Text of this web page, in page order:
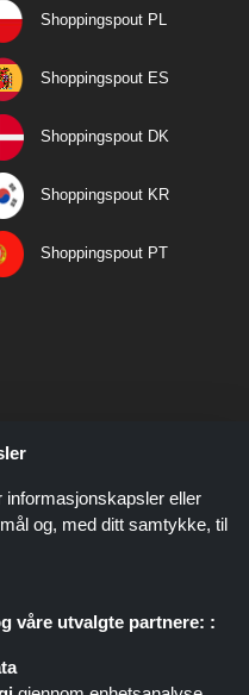
Shoppingspout PL
Shoppingspout ES
Shoppingspout DK
Shoppingspout KR
Shoppingspout PT
presenterer tilbud, rabatter og
tilgjengelige gjennom ulike
informasjonskapsler eller
og, med ditt samtykke, til
våre utvalgte partnere: :